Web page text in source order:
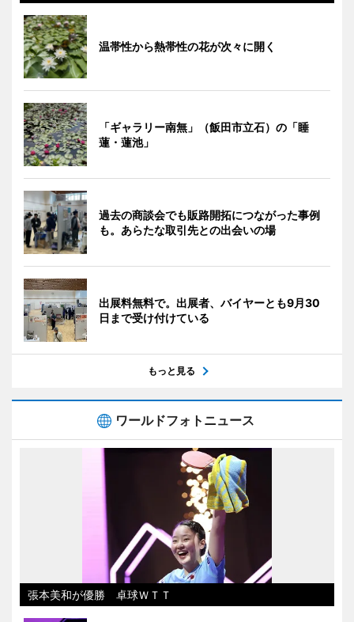
温帯性から熱帯性の花が次々に開く
「ギャラリー南無」（飯田市立石）の「睡
蓮・蓮池」
過去の商談会でも販路開拓につながった事例
も。あらたな取引先との出会いの場
出展料無料で。出展者、バイヤーとも9月30
日まで受け付けている
もっと見る
ワールドフォトニュース
張本美和が優勝 卓球ＷＴＴ